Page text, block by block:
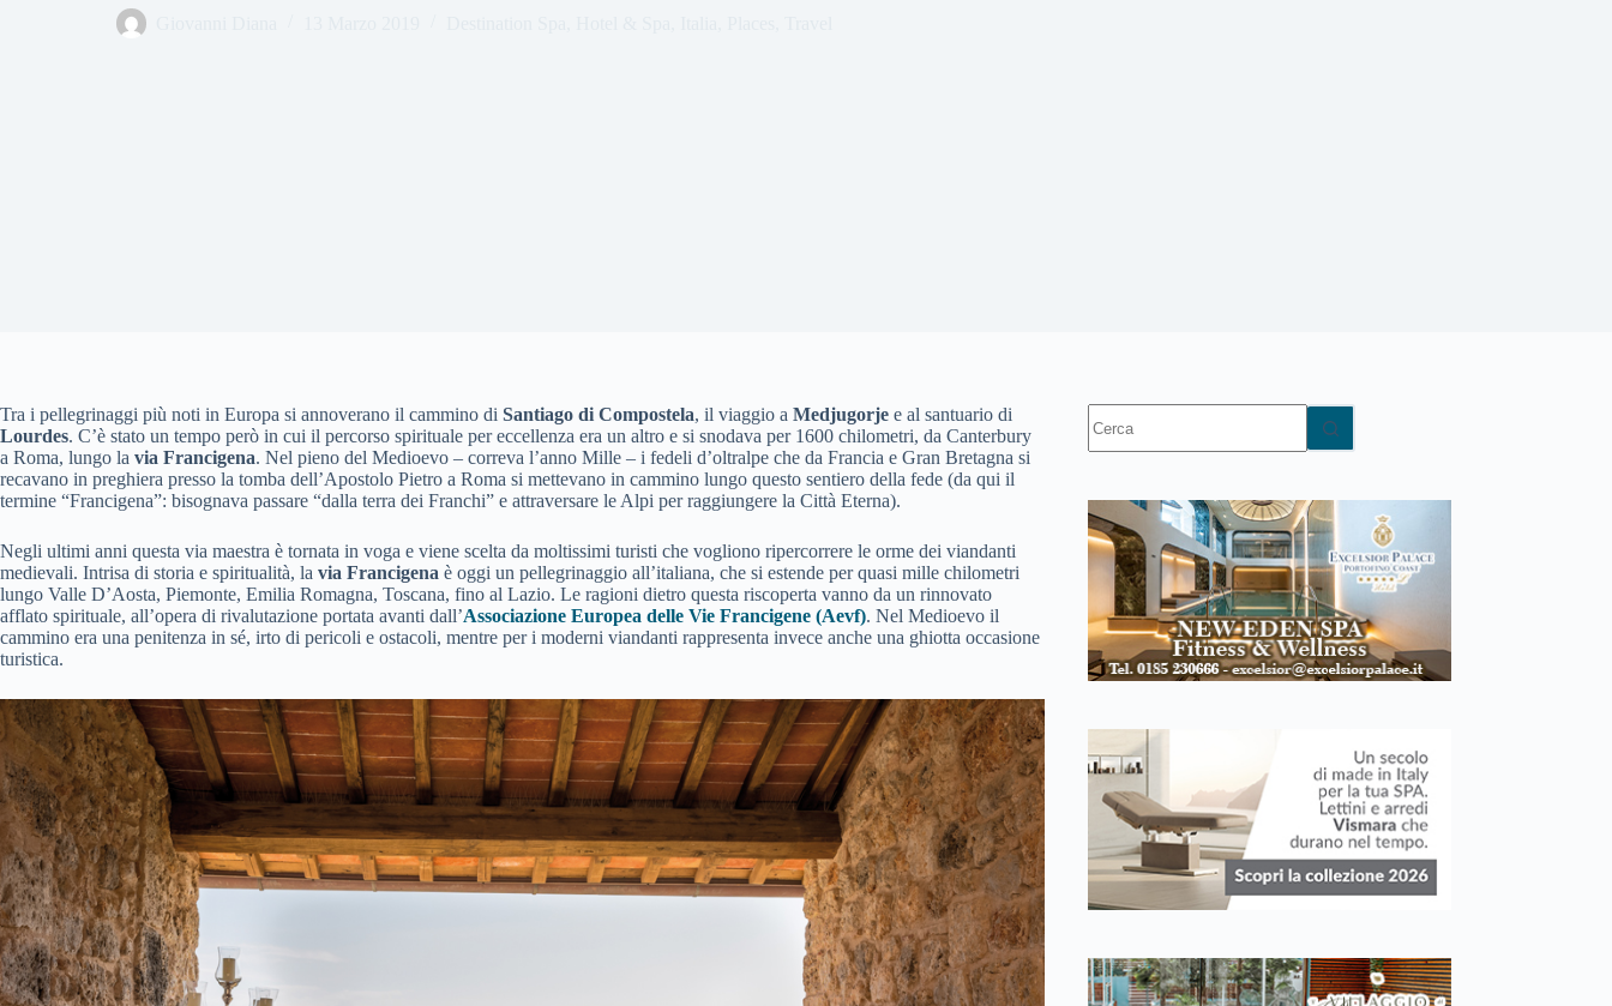
Tra i pellegrinaggi più noti in Europa si annoverano il cammino di Santiago di Compostela, il viaggio a Medjugorje e al santuario di
Lourdes. C’è stato un tempo però in cui il percorso spirituale per eccellenza era un altro e si snodava per 1600 chilometri, da Canterbury
a Roma, lungo la via Francigena. Nel pieno del Medioevo – correva l’anno Mille – i fedeli d’oltralpe che da Francia e Gran Bretagna si
recavano in preghiera presso la tomba dell’Apostolo Pietro a Roma si mettevano in cammino lungo questo sentiero della fede (da qui il
termine “Francigena”: bisognava passare “dalla terra dei Franchi” e attraversare le Alpi per raggiungere la Città Eterna).
Negli ultimi anni questa via maestra è tornata in voga e viene scelta da moltissimi turisti che vogliono ripercorrere le orme dei viandanti
medievali. Intrisa di storia e spiritualità, la via Francigena è oggi un pellegrinaggio all’italiana, che si estende per quasi mille chilometri
lungo Valle D’Aosta, Piemonte, Emilia Romagna, Toscana, fino al Lazio. Le ragioni dietro questa riscoperta vanno da un rinnovato
afflato spirituale, all’opera di rivalutazione portata avanti dall’Associazione Europea delle Vie Francigene (Aevf). Nel Medioevo il
cammino era una penitenza in sé, irto di pericoli e ostacoli, mentre per i moderni viandanti rappresenta invece anche una ghiotta occasione
turistica.
risultato